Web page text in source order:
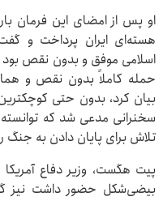
او پس از امضای این فرمان
هسته‌ای ایران پرداخت و
اسلامی موفق و بدون نقص بود
بیان کرد، بدون حتی
سخنرانی مدعی شد که
تلاش برای پایان دادن به جنگ
پیت هگست، وزیر دفاع
بیضی‌شکل حضور داشت نیز